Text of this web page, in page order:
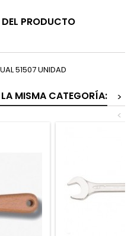
DEL PRODUCTO
51507 UNIDAD
MISMA CATEGORÍA:
>
<